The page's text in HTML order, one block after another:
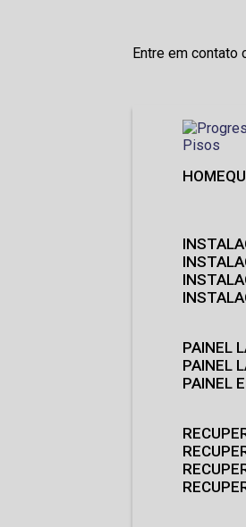
Entre em
HOME
PAINEL
PAINEL
PAINEL